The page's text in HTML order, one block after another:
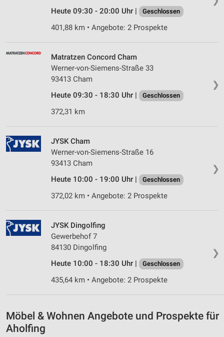
Heute 09:30 - 20:00 Uhr |
Geschlossen
401,88 km • Angebote: 2 Prospekte
❯
Matratzen Concord Cham
Werner-von-Siemens-Straße 33
93413 Cham
Heute 09:30 - 18:30 Uhr |
Geschlossen
372,31 km
❯
JYSK Cham
Werner-von-Siemens-Straße 16
93413 Cham
Heute 10:00 - 19:00 Uhr |
Geschlossen
372,02 km • Angebote: 2 Prospekte
❯
JYSK Dingolfing
Gewerbehof 7
84130 Dingolfing
Heute 10:00 - 18:30 Uhr |
Geschlossen
435,64 km • Angebote: 2 Prospekte
Möbel & Wohnen Angebote und Prospekte für
Aholfing